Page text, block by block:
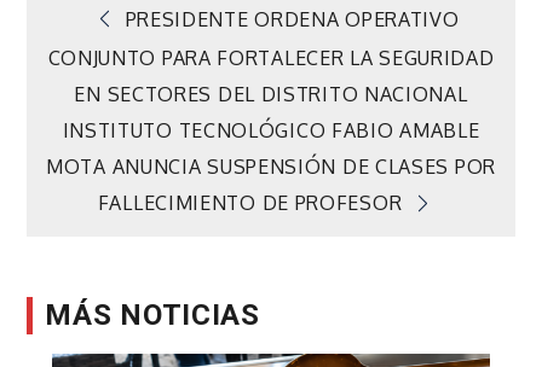
Navegación
de
entradas
PRESIDENTE ORDENA OPERATIVO
CONJUNTO PARA FORTALECER LA SEGURIDAD
EN SECTORES DEL DISTRITO NACIONAL
INSTITUTO TECNOLÓGICO FABIO AMABLE
MOTA ANUNCIA SUSPENSIÓN DE CLASES POR
FALLECIMIENTO DE PROFESOR
MÁS NOTICIAS